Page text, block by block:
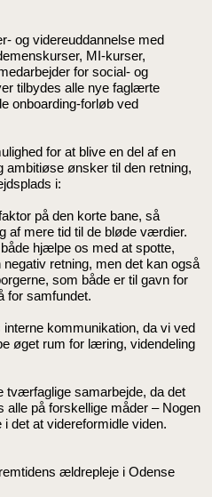
og videreuddannelse med
MI-kurser,
for social- og
tilbydes alle nye faglærte
onboarding-forløb ved
for at blive en del af en
ambitiøse ønsker til den retning,
i:
på den korte bane, så
af mere tid til de bløde værdier.
hjælpe os med at spotte,
retning, men det kan også
som både er til gavn for
for samfundet.
kommunikation, da vi ved
øget rum for læring, videndeling
samarbejde, da det
på forskellige måder – Nogen
det at videreformidle viden.
ældrepleje i Odense